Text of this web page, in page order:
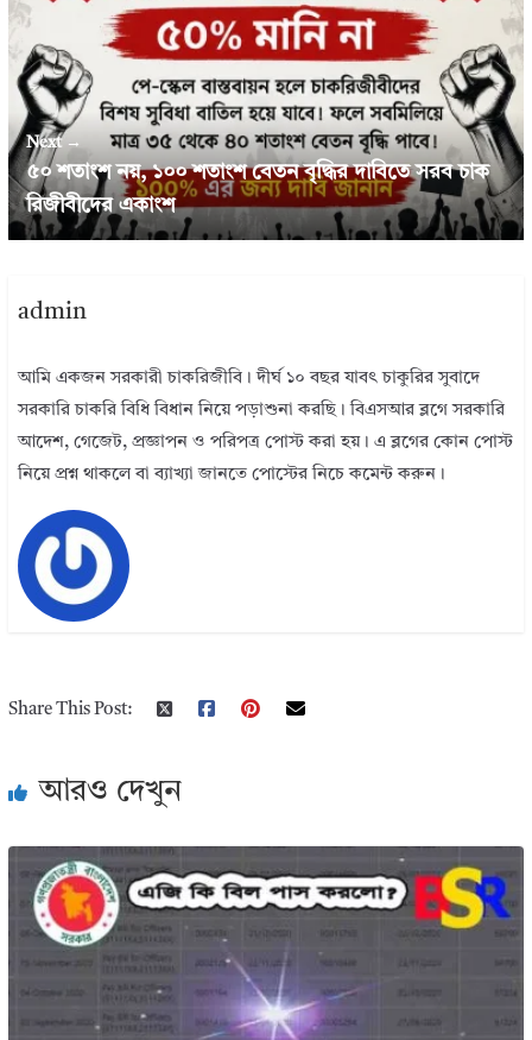
Next →
৫০ শতাংশ নয়, ১০০ শতাংশ বেতন বৃদ্ধির দাবিতে সরব চাক
রিজীবীদের একাংশ
admin
আমি একজন সরকারী চাকরিজীবি। দীর্ঘ ১০ বছর যাবৎ চাকুরির সুবাদে
সরকারি চাকরি বিধি বিধান নিয়ে পড়াশুনা করছি। বিএসআর ব্লগে সরকারি
আদেশ, গেজেট, প্রজ্ঞাপন ও পরিপত্র পোস্ট করা হয়। এ ব্লগের কোন পোস্ট
নিয়ে প্রশ্ন থাকলে বা ব্যাখ্যা জানতে পোস্টের নিচে কমেন্ট করুন।
Share This Post:
আরও দেখুন